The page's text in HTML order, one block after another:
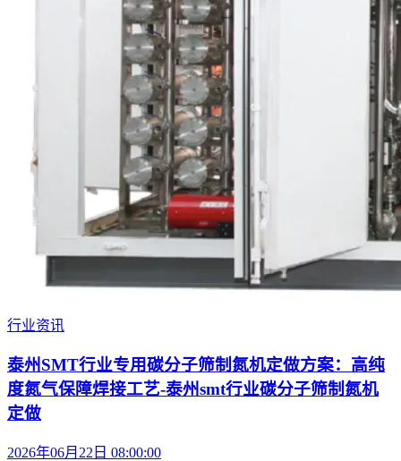
行业资讯
泰州SMT行业专用碳分子筛制氮机定做方案：高纯
度氮气保障焊接工艺-泰州smt行业碳分子筛制氮机
定做
2026年06月22日 08:00:00